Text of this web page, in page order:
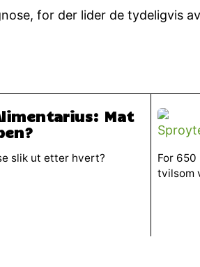
for der lider de tydeligvis
Mat
slik ut etter hvert?
For
tvilsom